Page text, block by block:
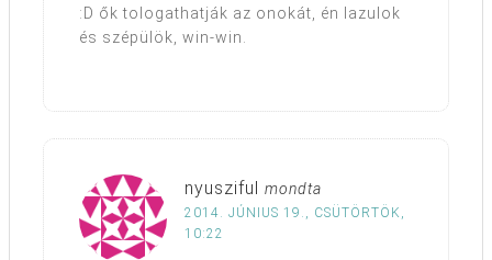
:D ők tologathatják az onokát, én lazulok
és szépülök, win-win.
nyusziful mondta
2014. JÚNIUS 19., CSÜTÖRTÖK,
10:22